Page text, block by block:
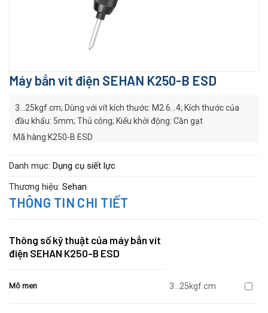
Máy bắn vít điện SEHAN K250-B ESD
3…25kgf.cm; Dùng với vít kích thước: M2.6…4; Kích thước của
đầu khẩu: 5mm; Thủ công; Kiểu khởi động: Cần gạt
Mã hàng:K250-B ESD
Series:K series
Danh mục: Dụng cụ siết lực
Thương hiệu: Sehan
THÔNG TIN CHI TIẾT
Thông số kỹ thuật của máy bắn vít
điện SEHAN K250-B ESD
Mô men 3…25kgf.cm